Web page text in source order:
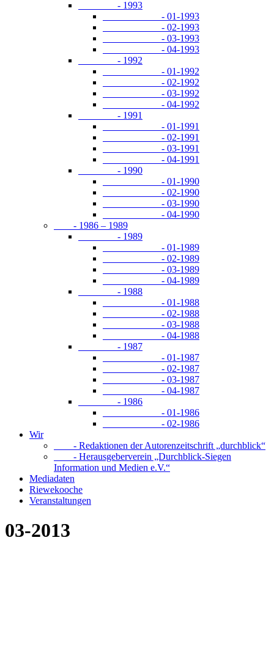
- 1993
- 01-1993
- 02-1993
- 03-1993
- 04-1993
- 1992
- 01-1992
- 02-1992
- 03-1992
- 04-1992
- 1991
- 01-1991
- 02-1991
- 03-1991
- 04-1991
- 1990
- 01-1990
- 02-1990
- 03-1990
- 04-1990
- 1986 – 1989
- 1989
- 01-1989
- 02-1989
- 03-1989
- 04-1989
- 1988
- 01-1988
- 02-1988
- 03-1988
- 04-1988
- 1987
- 01-1987
- 02-1987
- 03-1987
- 04-1987
- 1986
- 01-1986
- 02-1986
Wir
- Redaktionen der Autorenzeitschrift „durchblick“
- Herausgeberverein „Durchblick-Siegen
Information und Medien e.V.“
Mediadaten
Riewekooche
Veranstaltungen
03-2013